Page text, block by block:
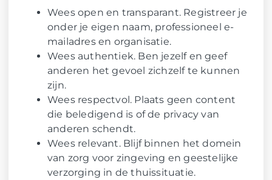
Wees open en transparant. Registreer je
onder je eigen naam, professioneel e-
mailadres en organisatie.
Wees authentiek. Ben jezelf en geef
anderen het gevoel zichzelf te kunnen
zijn.
Wees respectvol. Plaats geen content
die beledigend is of de privacy van
anderen schendt.
Wees relevant. Blijf binnen het domein
van zorg voor zingeving en geestelijke
verzorging in de thuissituatie.